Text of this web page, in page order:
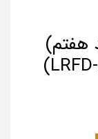
هفتم)